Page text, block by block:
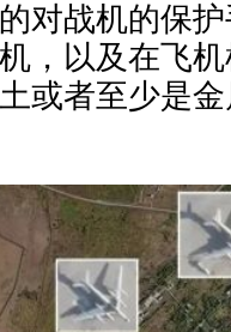
对战机的保
，以及在飞
或者至少是